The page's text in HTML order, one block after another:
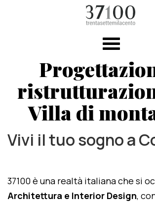
Villa di
Vivi il tuo sogno a
37100 è una realtà italiana che si
Architettura e Interior Design,